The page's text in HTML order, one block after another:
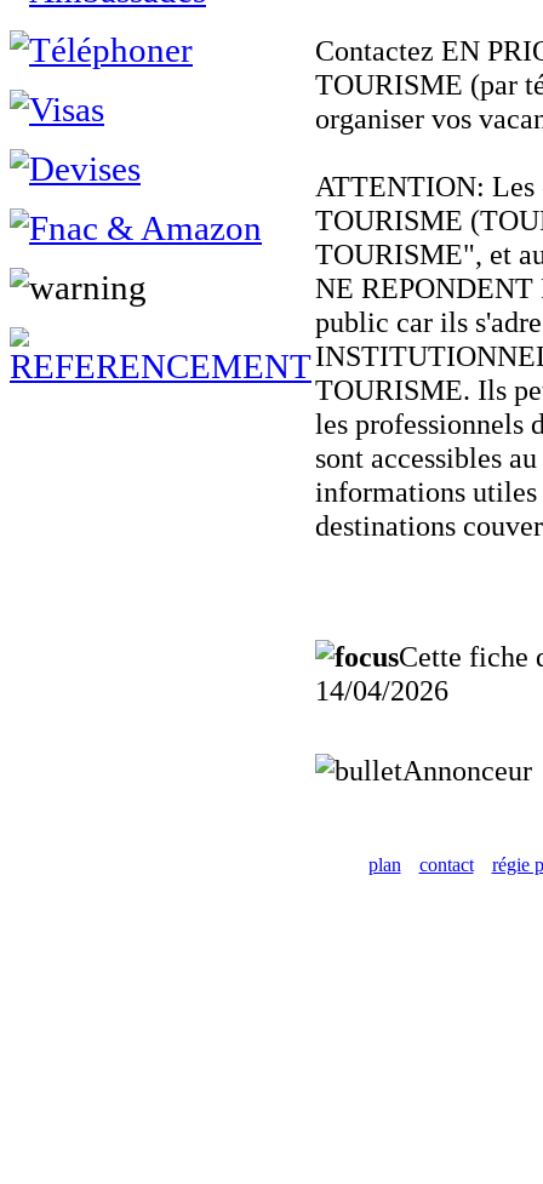
Contactez EN
TOURISME (par
organiser vos
ATTENTION: Les
TOURISME
TOURISME", et
NE REPONDENT
public car ils
TOURISME. Ils
les professionnels
sont accessibles
informations
destinations
Cette fiche
14/04/2026
Annonceur
plan contact régie